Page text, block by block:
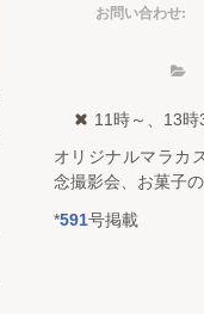
お問い合わせ:
11時～、13時
オリジナルマラカ
念撮影会、お菓子
*591号掲載